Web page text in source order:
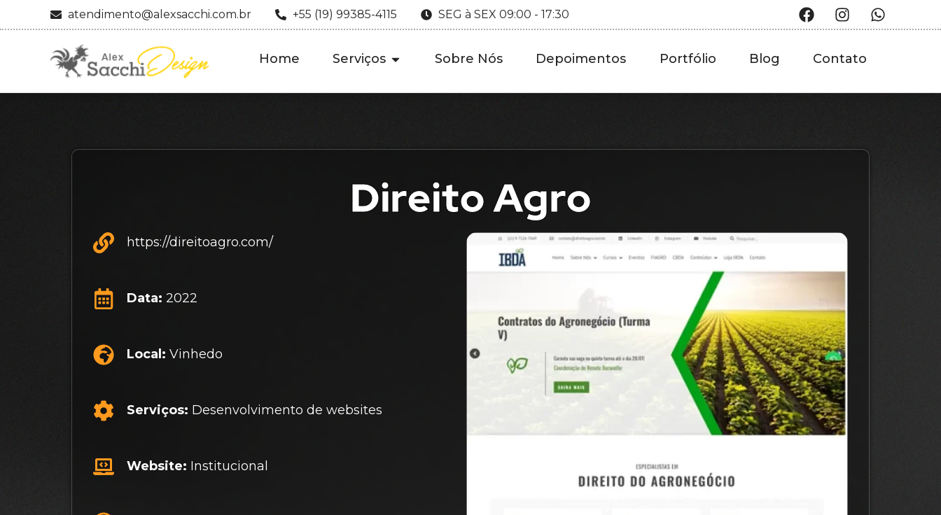
atendimento@alexsacchi.com.br +55 (19) 99385-4115 SEG à SEX 09:00 - 17:30
Home Serviços Sobre Nós Depoimentos Portfólio Blog Contato
Direito Agro
https://direitoagro.com/
Data: 2022
Local: Vinhedo
Serviços: Desenvolvimento de websites
Website: Institucional